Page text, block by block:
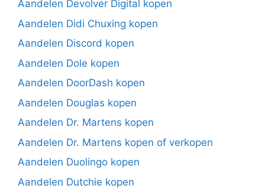
Aandelen Devolver Digital kopen
Aandelen Didi Chuxing kopen
Aandelen Discord kopen
Aandelen Dole kopen
Aandelen DoorDash kopen
Aandelen Douglas kopen
Aandelen Dr. Martens kopen
Aandelen Dr. Martens kopen of verkopen
Aandelen Duolingo kopen
Aandelen Dutchie kopen